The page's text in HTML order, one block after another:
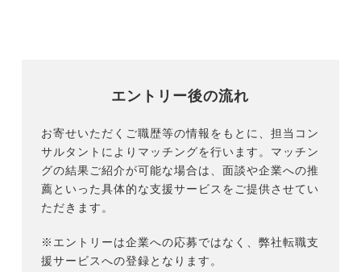
エントリー後の流れ
お寄せいただくご職歴等の情報をもとに、担当コン
サルタントによりマッチングを行います。マッチン
グの結果ご紹介が可能な場合は、面談や企業への推
薦といった具体的な支援サービスをご提供させてい
ただきます。
※エントリーは企業への応募ではなく、弊社転職支
援サービスへの登録となります。